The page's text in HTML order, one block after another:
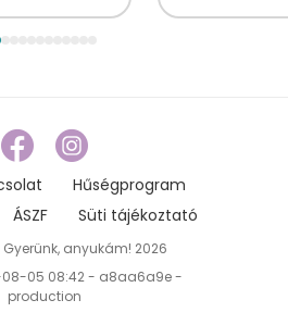
Hűségprogram
ÁSZF Süti tájékoztató
anyukám! 2026
08-05 08:42 - a8aa6a9e -
production